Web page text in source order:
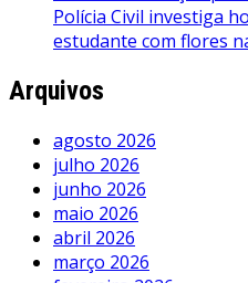
Polícia Civil investiga
estudante com flores
Arquivos
agosto 2026
julho 2026
junho 2026
maio 2026
abril 2026
março 2026